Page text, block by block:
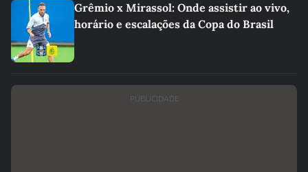
Grêmio x Mirassol: Onde assistir ao vivo,
horário e escalações da Copa do Brasil
PUBLICIDADE